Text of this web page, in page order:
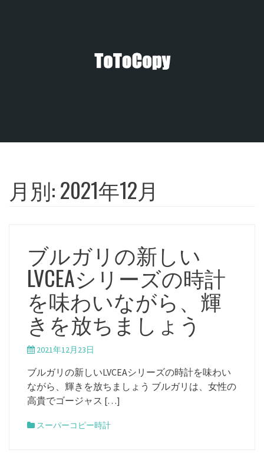
月別:2021年12月
ブルガリの新しい
LVCEAシリーズの時計
を味わいながら、輝
きを放ちましょう
2021年12月23日
ブルガリの新しいLVCEAシリーズの時計を味わい
ながら、輝きを放ちましょう ブルガリは、女性の
高貴でゴージャス […]
スーパーコピー時計